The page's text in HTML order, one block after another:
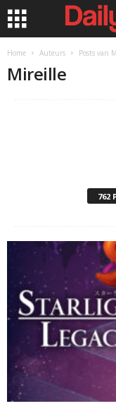
Home Auteurs Posts van
Mireille
762